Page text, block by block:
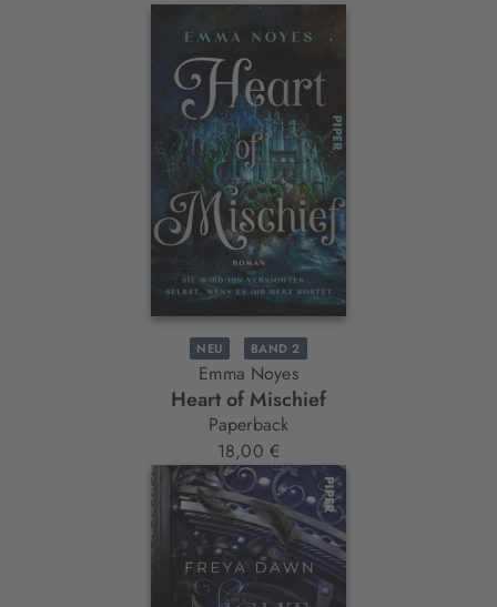
NEU BAND 2
Emma Noyes
Heart of Mischief
Paperback
18,00 €